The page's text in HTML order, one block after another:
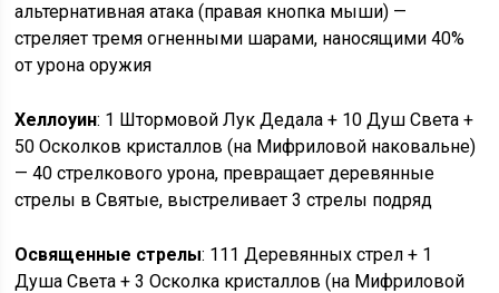
альтернативная атака (правая кнопка мыши) —
стреляет тремя огненными шарами, наносящими 40%
от урона оружия
Хеллоуин: 1 Штормовой Лук Дедала + 10 Душ Света +
50 Осколков кристаллов (на Мифриловой наковальне)
— 40 стрелкового урона, превращает деревянные
стрелы в Святые, выстреливает 3 стрелы подряд
Освященные стрелы: 111 Деревянных стрел + 1
Душа Света + 3 Осколка кристаллов (на Мифриловой